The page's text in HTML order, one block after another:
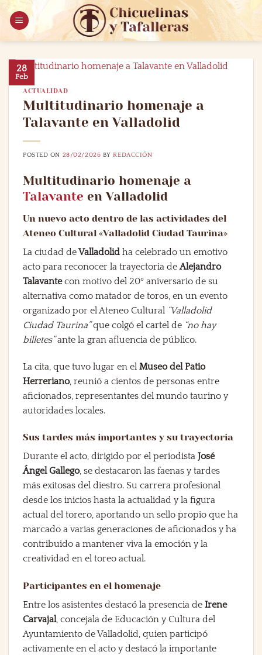
Saltar
contenido
28
Feb
ACTUALIDAD
Multitudinario homenaje a
Talavante en Valladolid
POSTED ON 28/02/2026 BYREDACCIÓN
Multitudinario homenaje a
Talavante en Valladolid
Un nuevo acto dentro de las actividades del
Ateneo Cultural «Valladolid Ciudad Taurina»
La ciudad deValladolid ha celebrado un emotivo
acto para reconocer la trayectoria deAlejandro
Talavantecon motivo del 20º aniversario de su
alternativa como matador de toros, en un evento
organizado por el Ateneo Cultural “Valladolid
Ciudad Taurina”que colgó el cartel de “no hay
billetes”ante la gran afluencia de público.
La cita, que tuvo lugar en el Museo del Patio
Herreriano, reunió a cientos de personas entre
aficionados, representantes del mundo taurino y
autoridades locales.
Sus tardes más importantes y su trayectoria
Durante el acto, dirigido por el periodista José
Ángel Gallego, se destacaron las faenas y tardes
más exitosas del diestro. Su carrera profesional
desde los inicios hasta la actualidad y la figura
actual del torero, aportando un sello propio que ha
marcado a varias generaciones de aficionados y ha
contribuido a mantener viva la emoción y la
creatividad en el toreo actual.
Participantes en el homenaje
Entre los asistentes destacó la presencia de Irene
Carvajal, concejala de Educación y Cultura del
Ayuntamiento de Valladolid, quien participó
activamente en el acto y destacó la importante